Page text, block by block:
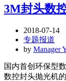
3M封头数
2018-07-14
专题报道
by Manager
国内首创环保型
数控封头抛光机